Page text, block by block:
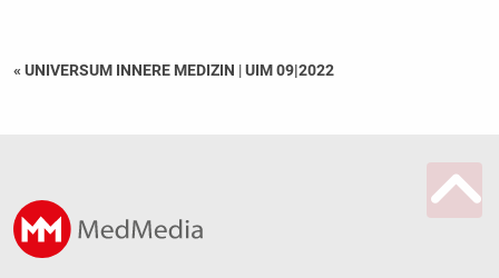
« UNIVERSUM INNERE MEDIZIN |UIM 09|2022